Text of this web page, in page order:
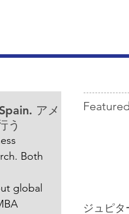
アメ
う
Both
global
ジュピタ